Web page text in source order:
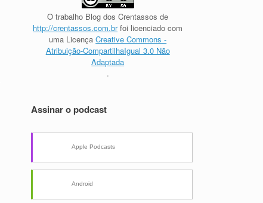
O trabalho Blog dos Crentassos de
http://crentassos.com.brfoi licenciado com
uma LicençaCreative Commons -
Atribuição-CompartilhaIgual 3.0 Não
Adaptada
.
Assinar o podcast
Apple Podcasts
Android